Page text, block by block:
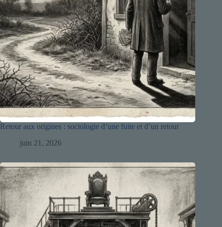
Retour aux origines : sociologie d’une fuite et d’un retour
juin 21, 2026